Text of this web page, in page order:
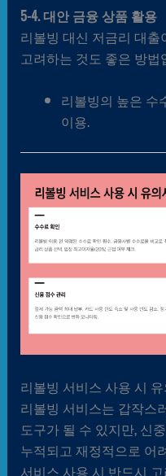
5-4. 대안 금융 상품 활용
리볼빙 대신 저금리 대
고려하는 것도 좋은 방법
리볼빙의 높은 수
이용.
리볼빙 서비스 사용 시
리볼빙 서비스는 갑작스
도구가 될 수 있지만, 신
누적되고 재정적으로 어
서비스 사용 시 반드시